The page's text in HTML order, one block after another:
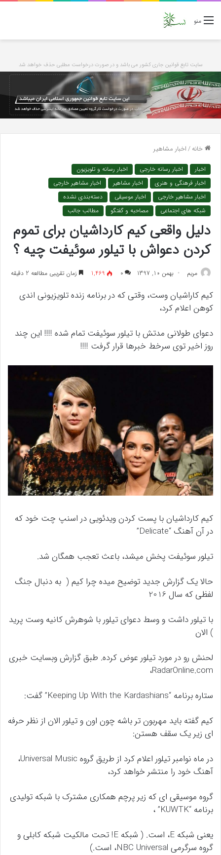
منو
سایت تابع قوانین جاری کشور می باشد و در صورت درخواست مطلبی حذف خواهد شد
خانه/اخبار مشاهیر
اخبار اخبار رسانه خارجی
اخبار رسانه و تلویزیون
اخبار فرهنگی و هنری
اخبار مشاهیر
اخبار مشاهیر خارجی
اخبار مشاهیر خارجی
اخبار موسیقی
دسته‌بندی نشده
شبکه های اجتماعی
مصاحبه و گفتگو مطالب جالب
دلیل واقعی کیم کارداشیان برای تموم
کردن دعواش با تیلور سوئیفت چیه ؟
مريم بهمن 10, 1397 ۰ 1,469 زمان تقریبی مطالعه 2 دقیقه
کیم کاراشیان وست، وقتی که در برنامه زنده تلویزیونی اندی
کوهن اعلام کرد،
دعوای طولانی مدتش با تیلور سوئیفت تمام شده !!!! این چند
روز اخیر توی سرخط خبرها قرار گرفت !!!!
کیم کارداشیان با پست کردن ویدئویی در اسنپ چت خود که
در آن آهنگ “Delicate”
تیلور سوئیفت پخش میشد، باعث تعجب همگان شد.
حالا یک گزارش جدید توضیح میده چرا کیم ( به دنبال جنگ
لفظی که سال 2016
با تیلور داشت و وسط دعوای تیلور با شوهرش کانیه وست پرید
) الان
لحنش رو در مورد تیلور عوض کرده. طبق گزارش وبسایت خبری
RadarOnline.com،
ستاره برنامه “Keeping Up With the Kardashians” گفت:
کیم گفته باید مهربون تر باشه چون اون و تیلور الان از نظر حرفه
ای زیر یک سقف هستن:
در ماه نوامبر تیلور اعلام کرد از طریق گروه Universal Music،
آهنگ خود را منتشر خواهد کرد،
گروه موسیقی ای که زیر پرچم همکاری مشترک با شبکه تولیدی
برنامه “KUWTK” ،
یعنی شبکه E، است. ( شبکه E! تحت مالکیت شبکه کابلی و
گروه سرگرمی NBC Universal، است.)